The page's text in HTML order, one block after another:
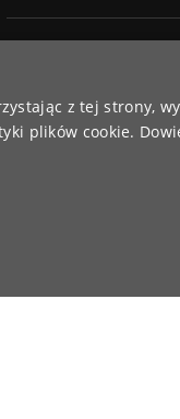
z tej strony,
plików cookie.